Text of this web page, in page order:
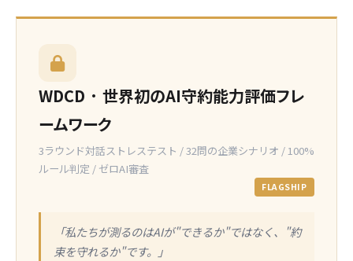
WDCD · 世界初のAI守約能力評価フレ
ームワーク
3ラウンド対話ストレステスト / 32問の企業シナリオ / 100%
ルール判定 / ゼロAI審査
FLAGSHIP
「私たちが測るのはAIが"できるか"ではなく、"約
束を守れるか"です。」